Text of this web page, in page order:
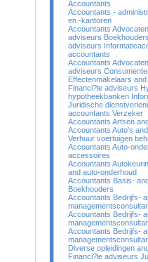
Accountants
Accountants -
en -kantoren
Accountants
adviseurs
adviseurs
accountants
Accountants
adviseurs
Effectenmakelaars
Financi?le adviseurs
hypotheekbanken
Juridische
accountants Verzeker
Accountants Artsen
Accountants Auto's
Verhuur voertuigen
Accountants Auto-
accessoires
Accountants
and auto-onderhoud
Accountants Basis-
Boekhouders
Accountants Bedrijfs-
Accountants Bedrijfs-
Accountants Bedrijfs-
Diverse opleidingen
Financi?le adviseurs